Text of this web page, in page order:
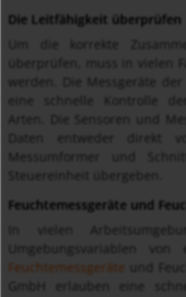
Die Leitfähigkeit überprüfen
Um die korrekte
überprüfen, muss in vielen
werden. Die Messgeräte
eine schnelle Kontrolle
Arten. Die Sensoren und
Daten entweder direkt
Messumformer und
Steuereinheit übergeben.
Feuchtemessgeräte und
In vielen
Umgebungsvariablen von
Feuchtemessgeräte und
GmbH erlauben eine